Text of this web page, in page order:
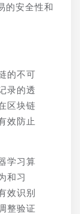
的安全性和
的不可
录的透
区块链
效防止
学习算
和习
效识别
整验证